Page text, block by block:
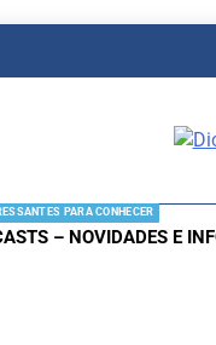
PARA CONHECER
– NOVIDADES E